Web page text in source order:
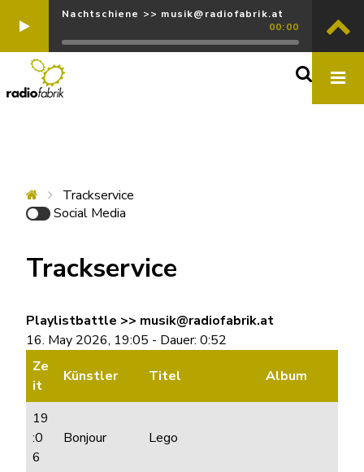
Nachtschiene >> musik@radiofabrik.at
00:00
Trackservice
Social Media
Trackservice
Playlistbattle >> musik@radiofabrik.at
16. May 2026, 19:05 - Dauer: 0:52
Ze
it
Künstler Titel Album
19
:0
6
Bonjour Lego